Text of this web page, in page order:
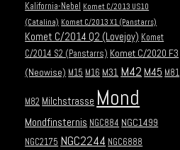
Kalifornia-Nebel Komet C/2013 US10
(Catalina) Komet C/2013 X1 (Panstarrs)
Komet C/2014 Q2 (Lovejoy) Komet
C/2014 S2 (Panstarrs) Komet C/2020 F3
(Neowise) M15 M16 M31 M42 M45 M81
M82 Milchstrasse Mond
Mondfinsternis NGC884 NGC1499
NGC2175 NGC2244 NGC6888